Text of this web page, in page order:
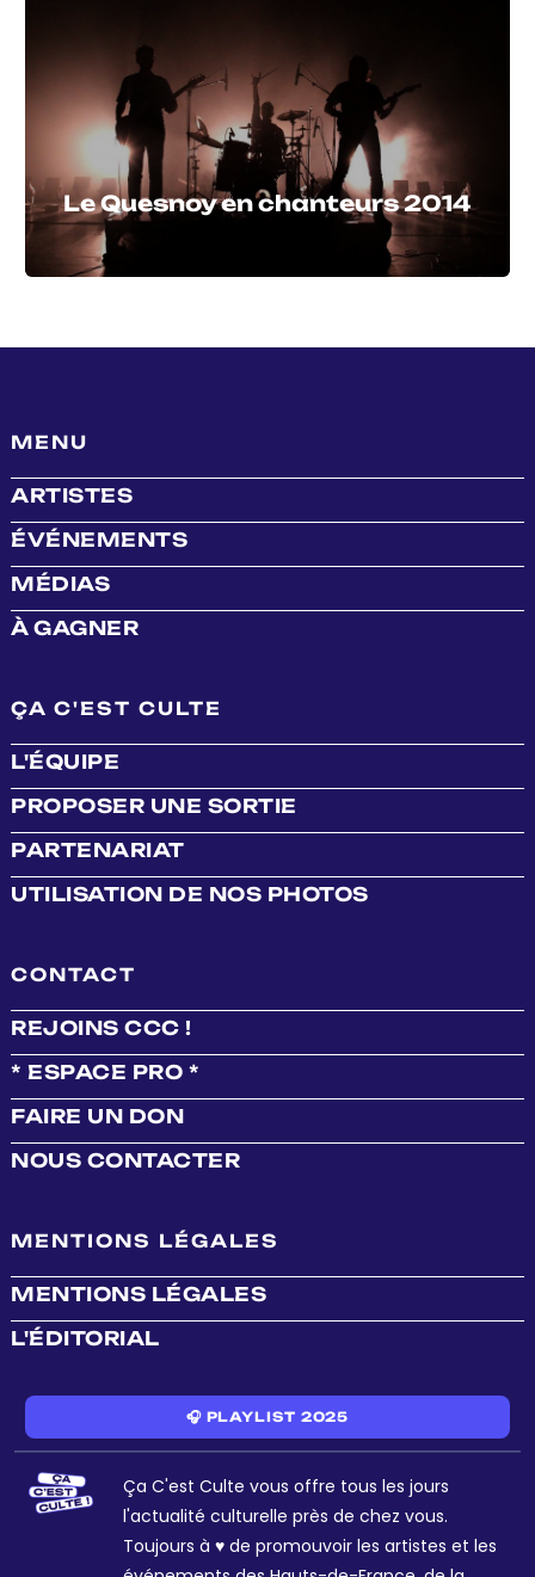
Le Quesnoy en chanteurs 2014
MENU
ARTISTES
ÉVÉNEMENTS
MÉDIAS
À GAGNER
ÇA C'EST CULTE
L'ÉQUIPE
PROPOSER UNE SORTIE
PARTENARIAT
UTILISATION DE NOS PHOTOS
CONTACT
REJOINS CCC !
* ESPACE PRO *
FAIRE UN DON
NOUS CONTACTER
MENTIONS LÉGALES
MENTIONS LÉGALES
L'ÉDITORIAL
🎧 PLAYLIST 2025
Ça C'est Culte vous offre tous les jours
l'actualité culturelle près de chez vous.
Toujours à ♥ de promouvoir les artistes et les